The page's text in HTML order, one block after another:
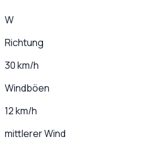
W
Richtung
30 km/h
Windböen
12 km/h
mittlerer Wind